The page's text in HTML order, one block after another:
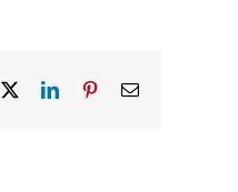
LinkedInPinterest
E-